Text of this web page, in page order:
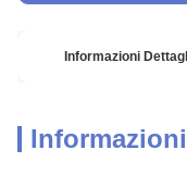
Informazioni